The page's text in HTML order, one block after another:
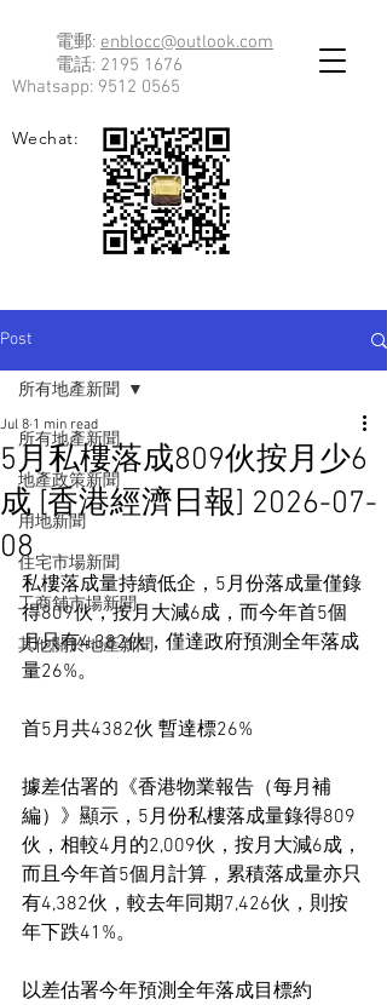
電郵: enblocc@outlook.com
電話: 2195 1676
Whatsapp: 9512 0565
Wechat:
Post
所有地產新聞
地產政策新聞
用地新聞
住宅市場新聞
工商舖市場新聞
其他關於地產新聞
所有地產新聞
5月私樓落成809伙按月少6
成 [香港經濟日報] 2026-07-
08
Jul 8 1 min read
私樓落成量持續低企，5月份落成量僅錄
得809伙，按月大減6成，而今年首5個
月只有4,382伙，僅達政府預測全年落成
量26%。
首5月共4382伙 暫達標26%
據差估署的《香港物業報告（每月補
編）》顯示，5月份私樓落成量錄得809
伙，相較4月的2,009伙，按月大減6成，
而且今年首5個月計算，累積落成量亦只
有4,382伙，較去年同期7,426伙，則按
年下跌41%。
以差估署今年預測全年落成目標約